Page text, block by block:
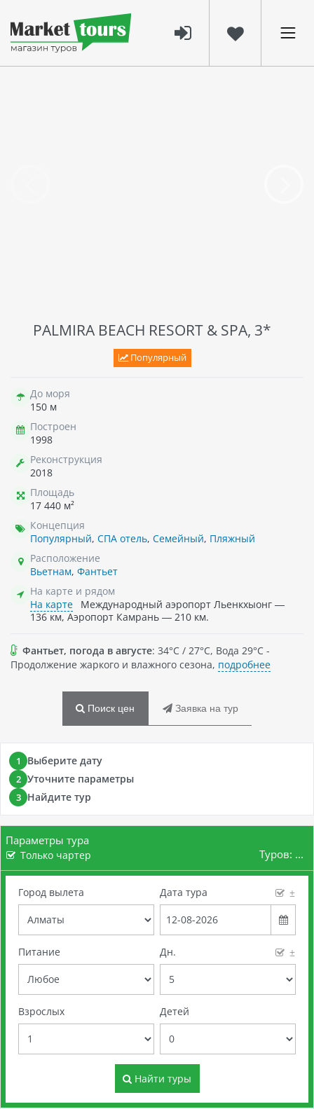
PALMIRA BEACH RESORT & SPA, 3*
Популярный
До моря
150 м
Построен
1998
Реконструкция
2018
Площадь
17 440 м²
Концепция
Популярный, СПА отель, Семейный, Пляжный
Расположение
Вьетнам, Фантьет
На карте и рядом
На карте
Международный аэропорт Льенкхыонг —
136 км, Аэропорт Камрань — 210 км.
Фантьет, погода в августе: 34°C / 27°C, Вода 29°C -
Продолжение жаркого и влажного сезона, подробнее
Поиск цен Заявка на тур
1 Выберите дату
2 Уточните параметры
3 Найдите тур
Параметры тура
Только чартер Туров: ...
Город вылета Дата тура ±
Питание Дн. ±
Взрослых Детей
Найти туры